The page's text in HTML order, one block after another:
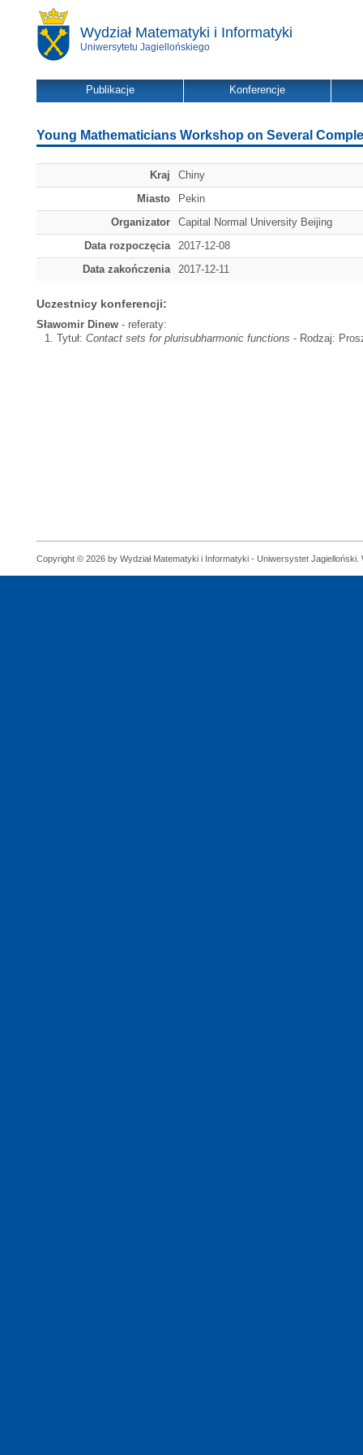
Wydział Matematyki i Informatyki
Uniwersytetu Jagiellońskiego
Publikacje Konferencje
Young Mathematicians Workshop on Several
Kraj
Chiny
Miasto
Pekin
Organizator
Capital Normal University Beijing
Data rozpoczęcia
2017-12-08
Data zakończenia
2017-12-11
Uczestnicy konferencji:
Sławomir Dinew - referaty:
Tytuł: Contact sets for plurisubharmonic functions - Rodzaj:
Copyright © 2026 by Wydział Matematyki i Informatyki - Uniwersystet